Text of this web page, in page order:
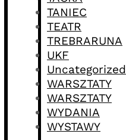
TANIEC
TEATR
TREBRARUNA
UKF
Uncategorized
WARSZTATY
WARSZTATY
WYDANIA
WYSTAWY